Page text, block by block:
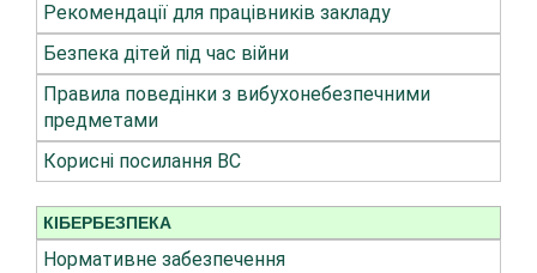
Рекомендації для працівників закладу
Безпека дітей під час війни
Правила поведінки з вибухонебезпечними
предметами
Корисні посилання ВС
КІБЕРБЕЗПЕКА
Нормативне забезпечення